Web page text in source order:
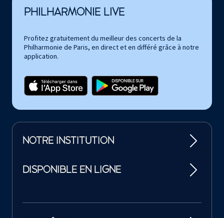
PHILHARMONIE LIVE
Profitez gratuitement du meilleur des concerts de la
Philharmonie de Paris, en direct et en différé grâce à notre
application.
NOTRE INSTITUTION
DISPONIBLE EN LIGNE